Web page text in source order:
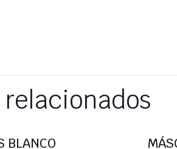
BLANCO